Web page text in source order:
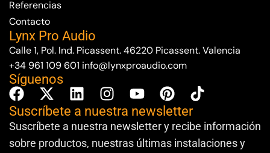
Referencias
Contacto
Lynx Pro Audio
Calle 1, Pol. Ind. Picassent. 46220 Picassent. Valencia
+34 961 109 601 info@lynxproaudio.com
Síguenos
Suscríbete a nuestra newsletter
Suscríbete a nuestra newsletter y recibe información
sobre productos, nuestras últimas instalaciones y